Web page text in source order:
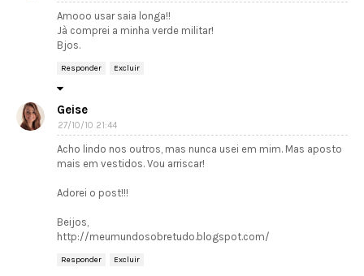
Amooo usar saia longa!!
Jà comprei a minha verde militar!
Bjos.
Responder Excluir
Geise
27/10/10 21:44
Acho lindo nos outros, mas nunca usei em mim. Mas aposto
mais em vestidos. Vou arriscar!
Adorei o post!!!
Beijos,
http://meumundosobretudo.blogspot.com/
Responder Excluir